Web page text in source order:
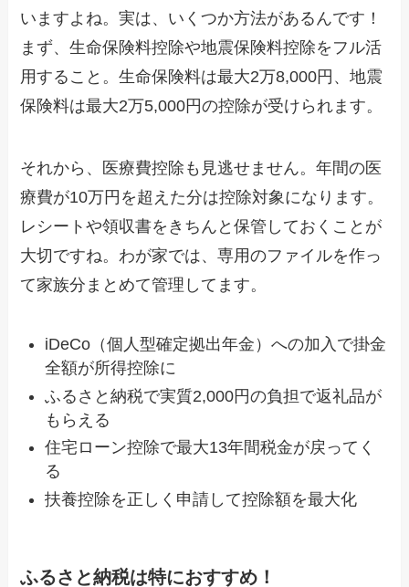
いますよね。実は、いくつか方法があるんです！
まず、生命保険料控除や地震保険料控除をフル活
用すること。生命保険料は最大2万8,000円、地震
保険料は最大2万5,000円の控除が受けられます。
それから、医療費控除も見逃せません。年間の医
療費が10万円を超えた分は控除対象になります。
レシートや領収書をきちんと保管しておくことが
大切ですね。わが家では、専用のファイルを作っ
て家族分まとめて管理してます。
iDeCo（個人型確定拠出年金）への加入で掛金
全額が所得控除に
ふるさと納税で実質2,000円の負担で返礼品が
もらえる
住宅ローン控除で最大13年間税金が戻ってく
る
扶養控除を正しく申請して控除額を最大化
ふるさと納税は特におすすめ！